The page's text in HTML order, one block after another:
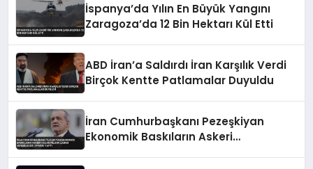
İspanya’da Yılın En Büyük Yangını
Zaragoza’da 12 Bin Hektarı Kül Etti
ABD İran’a Saldırdı İran Karşılık Verdi
Birçok Kentte Patlamalar Duyuldu
İran Cumhurbaşkanı Pezeşkiyan
Ekonomik Baskıların Askeri